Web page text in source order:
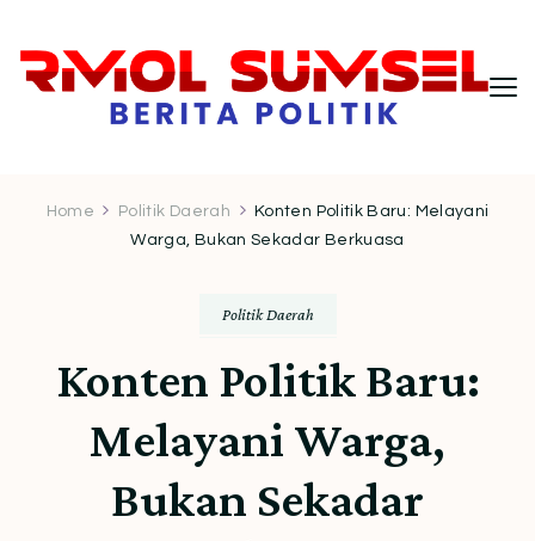
Indonesia untuk Pembaca Kritis
Home Politik Daerah
Konten Politik Baru: Melayani
Warga, Bukan Sekadar Berkuasa
Politik Daerah
Konten Politik Baru:
Melayani Warga,
Bukan Sekadar